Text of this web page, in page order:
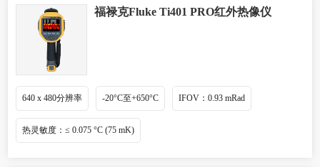
福禄克Fluke Ti401 PRO红外热像仪
640 x 480分辨率 -20°C至+650°C IFOV：0.93 mRad
热灵敏度：≤ 0.075 °C (75 mK)